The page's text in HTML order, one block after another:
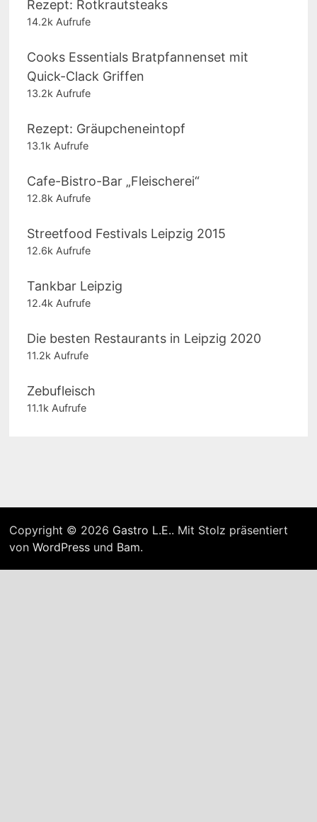
Rezept: Rotkrautsteaks
14.2k Aufrufe
Cooks Essentials Bratpfannenset mit
Quick-Clack Griffen
13.2k Aufrufe
Rezept: Gräupcheneintopf
13.1k Aufrufe
Cafe-Bistro-Bar „Fleischerei“
12.8k Aufrufe
Streetfood Festivals Leipzig 2015
12.6k Aufrufe
Tankbar Leipzig
12.4k Aufrufe
Die besten Restaurants in Leipzig 2020
11.2k Aufrufe
Zebufleisch
11.1k Aufrufe
Copyright © 2026 Gastro L.E.. Mit Stolz präsentiert
von WordPressund Bam.